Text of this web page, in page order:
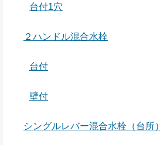
台付1穴
２ハンドル混合水栓
台付
壁付
シングルレバー混合水栓（台所）